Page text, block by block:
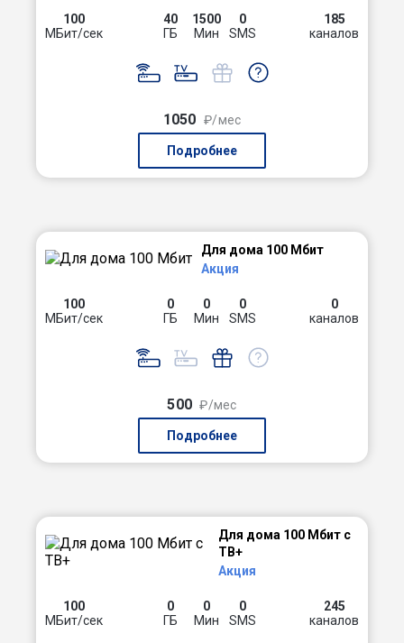
100
МБит/сек
40
ГБ
1500
Мин
0
SMS
185
каналов
1050 ₽/мес
Подробнее
Для дома 100 Мбит
Акция
100
МБит/сек
0
ГБ
0
Мин
0
SMS
0
каналов
500 ₽/мес
Подробнее
Для дома 100 Мбит с
ТВ+
Акция
100
МБит/сек
0
ГБ
0
Мин
0
SMS
245
каналов